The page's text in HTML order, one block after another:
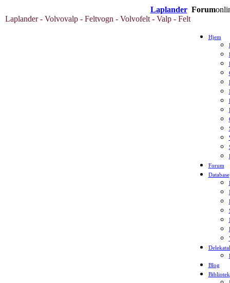
Laplander Forum
Laplander - Volvovalp - Feltvogn - Volvofelt - Valp - Felt
Hjem
Forum
Database
Blog
Bibliotek